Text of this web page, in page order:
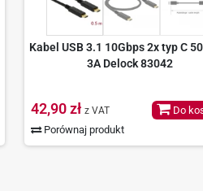
Kabel USB 3.1 10Gbps 2x typ C
3A Delock 83042
42,90 zł z VAT
Porównaj produkt
Do